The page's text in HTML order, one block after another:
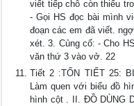
viết tiếp chỗ còn thiếu
- Gọi HS đọc bài mình
đoạn các em đã viết.
xét. 3. Củng cố: - Cho
văn thứ 3 vào vở. 22
Tiết 2 :TỐN TIẾT 25:
Làm quen với biểu đồ
hình cột . II. ĐỒ DÙNG